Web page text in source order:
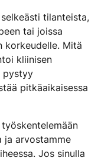
tilanteista,
tai joissa
korkeudelle. Mitä
kliinisen
pystyy
pitkäaikaisessa
ja arvostamme
Jos sinulla